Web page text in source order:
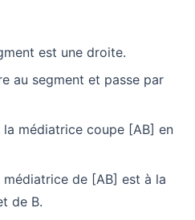
est une droite.
au segment et passe par
médiatrice coupe [AB] en
de [AB] est à la
de B.